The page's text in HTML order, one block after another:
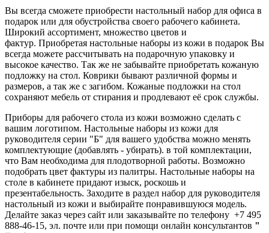
Вы всегда сможете приобрести настольный набор для офиса в
подарок или для обустройства своего рабочего кабинета.
Широкий ассортимент, множество цветов и
фактур. Приобретая настольные наборы из кожи в подарок Вы
всегда можете рассчитывать на подарочную упаковку и
высокое качество. Так же не забывайте приобретать кожаную
подложку на стол. Коврики бывают различной формы и
размеров, а так же с загибом. Кожаные подложки на стол
сохраняют мебель от стирания и продлевают её срок службы.
Приборы для рабочего стола из кожи возможно сделать с
вашим логотипом. Настольные наборы из кожи для
руководителя серии "Б" для вашего удобства можно менять
комплектующие (добавлять - убирать). в той комплектации,
что Вам необходима для плодотворной работы. Возможно
подобрать цвет фактуры из палитры. Настольные наборы на
столе в кабинете придают изыск, роскошь и
презентабельность. Заходите в раздел набор для руководителя
настольный из кожи и выбирайте понравившуюся модель.
Делайте заказ через сайт или заказывайте по телефону +7 495
888-46-15, эл. почте или при помощи онлайн консультантов "